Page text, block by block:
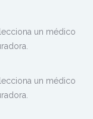
un médico
un médico